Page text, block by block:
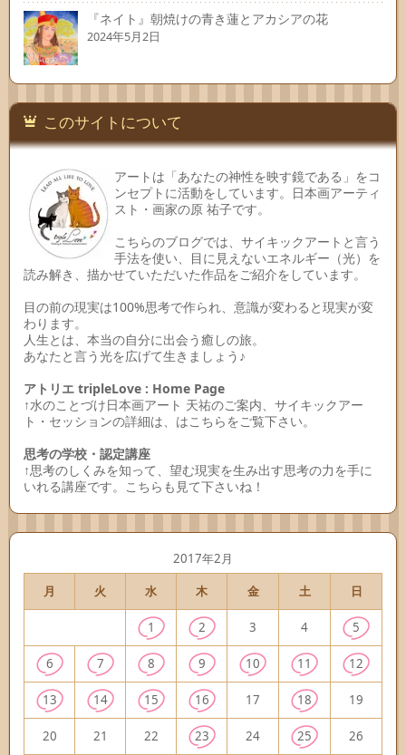
『ネイト』朝焼けの青き蓮とアカシアの花
2024年5月2日
このサイトについて
アートは「あなたの神性を映す鏡である」をコ
ンセプトに活動をしています。日本画アーティ
スト・画家の原 祐子です。
こちらのブログでは、サイキックアートと言う
手法を使い、目に見えないエネルギー（光）を
読み解き、描かせていただいた作品をご紹介をしています。
目の前の現実は100%思考で作られ、意識が変わると現実が変
わります。
人生とは、本当の自分に出会う癒しの旅。
あなたと言う光を広げて生きましょう♪
アトリエ tripleLove : Home Page
↑水のことづけ日本画アート 天祐のご案内、サイキックアー
ト・セッションの詳細は、はこちらをご覧下さい。
思考の学校・認定講座
↑思考のしくみを知って、望む現実を生み出す思考の力を手に
いれる講座です。こちらも見て下さいね！
2017年2月
月
火 水 木 金 土 日
1 2 3 4 5
6 7 8 9 10 11 12
13 14 15 16 17 18 19
20 21 22 23 24 25 26